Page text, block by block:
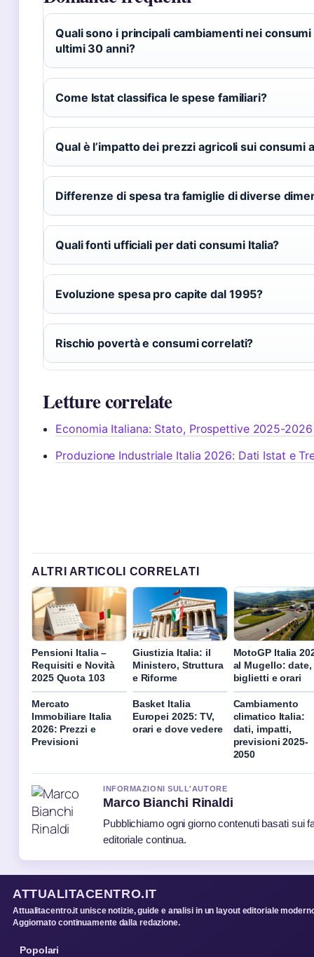
Quali sono i principali cambiamenti nei
ultimi 30 anni?
Come Istat classifica le spese familiari?
Qual è l’impatto dei prezzi agricoli sui consumi
Differenze di spesa tra famiglie di diverse
Quali fonti ufficiali per dati consumi Italia?
Evoluzione spesa pro capite dal 1995?
Rischio povertà e consumi correlati?
Letture correlate
Economia Italiana: Stato, Prospettive 2025-2026
Produzione Industriale Italia 2026: Dati Istat e
ALTRI ARTICOLI CORRELATI
Pensioni Italia –
Requisiti e Novità
2025 Quota 103
Giustizia Italia: il
Ministero, Struttura
e Riforme
MotoGP Italia
al Mugello: date,
biglietti e orari
Mercato
Immobiliare Italia
2026: Prezzi e
Previsioni
Basket Italia
Europei 2025: TV,
orari e dove vedere
Cambiamento
climatico Italia:
dati, impatti,
previsioni 2025-
2050
INFORMAZIONI SULL'AUTORE
Marco Bianchi Rinaldi
Pubblichiamo ogni giorno contenuti basati sui
editoriale continua.
ATTUALITACENTRO.IT
Attualitacentro.it unisce notizie, guide e analisi in un layout editoriale
Aggiornato continuamente dalla redazione.
Popolari